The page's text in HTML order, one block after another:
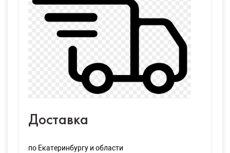
Доставка
по Екатеринбургу и области